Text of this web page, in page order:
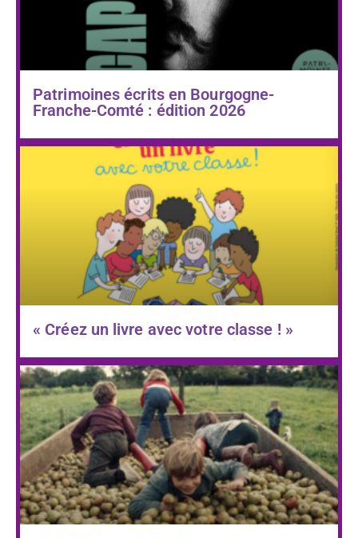
Patrimoines écrits en Bourgogne-
Franche-Comté : édition 2026
« Créez un livre avec votre classe ! »